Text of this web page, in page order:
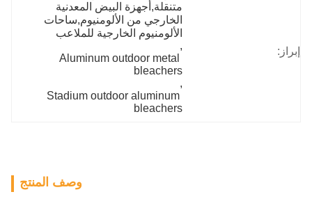
إبراز:
متنقلة,أجهزة البيض المعدنية
الخارجي من الألومنيوم,ساحات
الألومنيوم الخارجية للملاعب
,
Aluminum outdoor metal
bleachers
,
Stadium outdoor aluminum
bleachers
وصف المنتج